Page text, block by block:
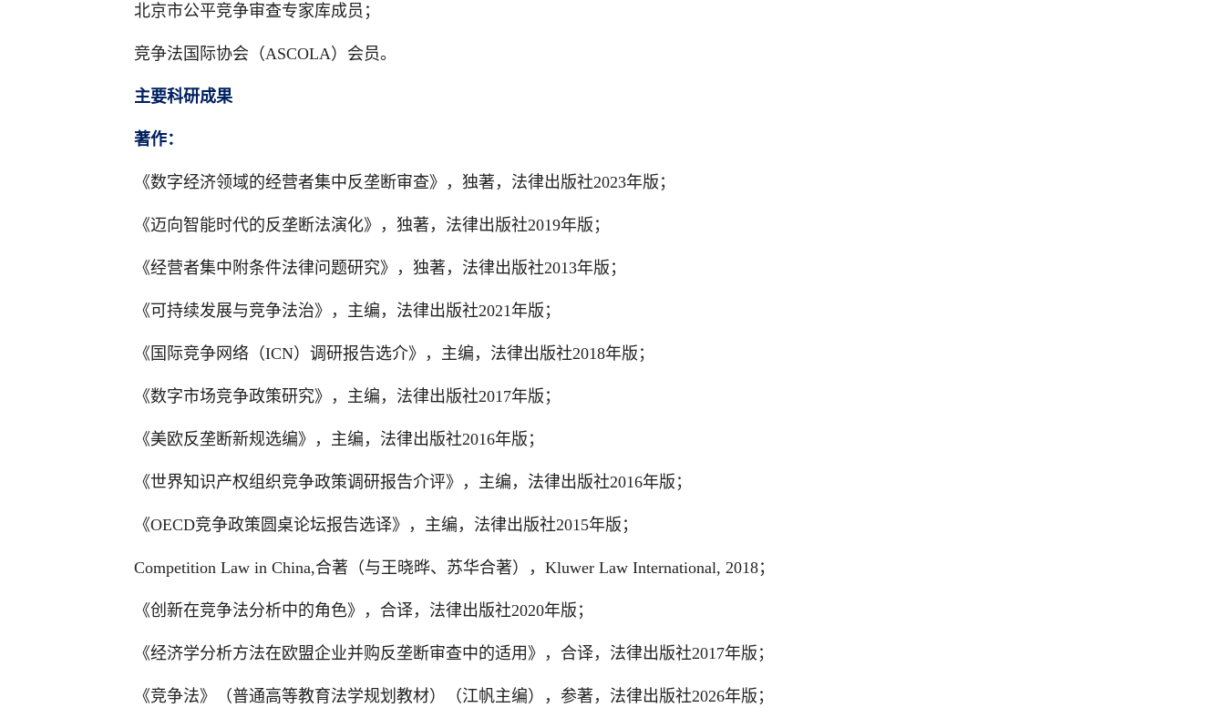
北京市公平竞争审查专家库成员；
竞争法国际协会（ASCOLA）会员。
主要科研成果
著作：
《数字经济领域的经营者集中反垄断审查》，独著，法律出版社2023年版；
《迈向智能时代的反垄断法演化》，独著，法律出版社2019年版；
《经营者集中附条件法律问题研究》，独著，法律出版社2013年版；
《可持续发展与竞争法治》，主编，法律出版社2021年版；
《国际竞争网络（ICN）调研报告选介》，主编，法律出版社2018年版；
《数字市场竞争政策研究》，主编，法律出版社2017年版；
《美欧反垄断新规选编》，主编，法律出版社2016年版；
《世界知识产权组织竞争政策调研报告介评》，主编，法律出版社2016年版；
《OECD竞争政策圆桌论坛报告选译》，主编，法律出版社2015年版；
Competition Law in China,合著（与王晓晔、苏华合著），Kluwer Law International, 2018；
《创新在竞争法分析中的角色》，合译，法律出版社2020年版；
《经济学分析方法在欧盟企业并购反垄断审查中的适用》，合译，法律出版社2017年版；
《竞争法》（普通高等教育法学规划教材）（江帆主编），参著，法律出版社2026年版；